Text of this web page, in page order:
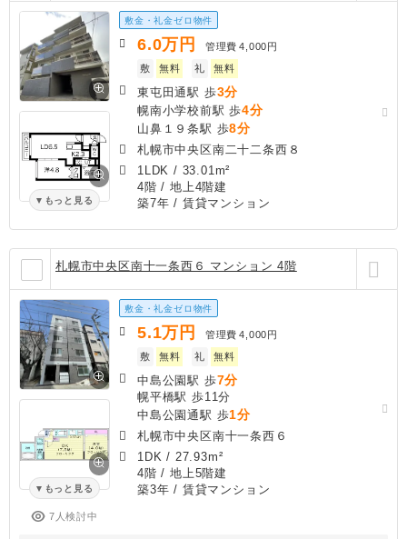
もっと見る
敷金・礼金ゼロ物件
6.0万円 管理費 4,000円
敷
無料 礼 無料
東屯田通駅 歩3分
幌南小学校前駅 歩4分
山鼻１９条駅 歩8分
札幌市中央区南二十二条西８
1LDK / 33.01m²
4階 / 地上4階建
築7年 / 賃貸マンション
札幌市中央区南十一条西６ マンション 4階
もっと見る
7人検討中
敷金・礼金ゼロ物件
5.1万円 管理費 4,000円
敷
無料 礼 無料
中島公園駅 歩7分
幌平橋駅 歩11分
中島公園通駅 歩1分
札幌市中央区南十一条西６
1DK / 27.93m²
4階 / 地上5階建
築3年 / 賃貸マンション